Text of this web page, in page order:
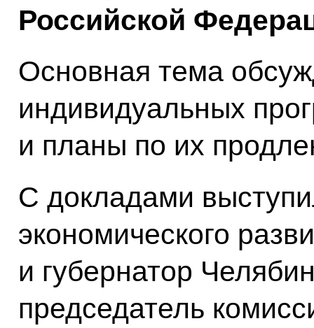
Российской
Основная тема
индивидуальных
и планы по их
С докладами
экономического
и губернатор
председатель